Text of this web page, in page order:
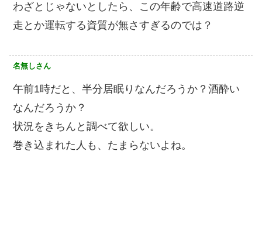
わざとじゃないとしたら、この年齢で高速道路逆
走とか運転する資質が無さすぎるのでは？
名無しさん
午前1時だと、半分居眠りなんだろうか？酒酔い
なんだろうか？
状況をきちんと調べて欲しい。
巻き込まれた人も、たまらないよね。